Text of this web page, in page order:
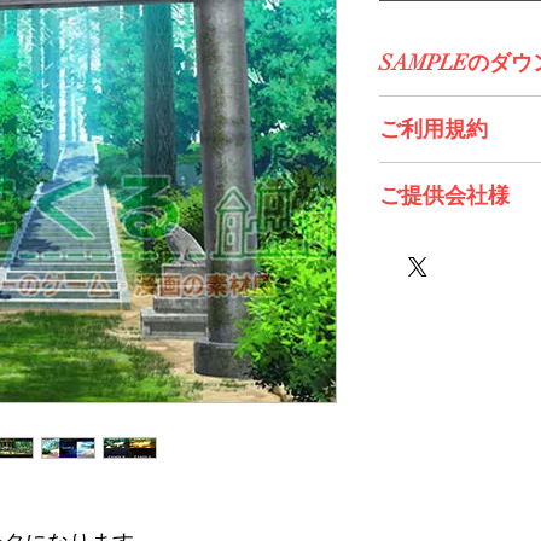
SAMPLEのダウ
ご利用規約
ご提供会社様
株式会社エスデジタ